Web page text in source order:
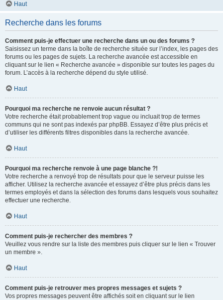
Haut
Recherche dans les forums
Comment puis-je effectuer une recherche dans un ou des forums ?
Saisissez un terme dans la boîte de recherche située sur l’index, les pages des
forums ou les pages de sujets. La recherche avancée est accessible en
cliquant sur le lien « Recherche avancée » disponible sur toutes les pages du
forum. L’accès à la recherche dépend du style utilisé.
Haut
Pourquoi ma recherche ne renvoie aucun résultat ?
Votre recherche était probablement trop vague ou incluait trop de termes
communs qui ne sont pas indexés par phpBB. Essayez d’être plus précis et
d’utiliser les différents filtres disponibles dans la recherche avancée.
Haut
Pourquoi ma recherche renvoie à une page blanche ?!
Votre recherche a renvoyé trop de résultats pour que le serveur puisse les
afficher. Utilisez la recherche avancée et essayez d’être plus précis dans les
termes employés et dans la sélection des forums dans lesquels vous souhaitez
effectuer une recherche.
Haut
Comment puis-je rechercher des membres ?
Veuillez vous rendre sur la liste des membres puis cliquer sur le lien « Trouver
un membre ».
Haut
Comment puis-je retrouver mes propres messages et sujets ?
Vos propres messages peuvent être affichés soit en cliquant sur le lien